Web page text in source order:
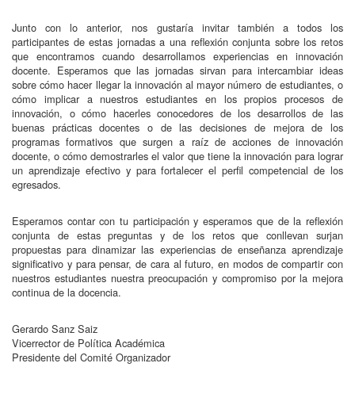
Junto con lo anterior, nos gustaría invitar también a todos los
participantes de estas jornadas a una reflexión conjunta sobre los retos
que encontramos cuando desarrollamos experiencias en innovación
docente. Esperamos que las jornadas sirvan para intercambiar ideas
sobre cómo hacer llegar la innovación al mayor número de estudiantes, o
cómo implicar a nuestros estudiantes en los propios procesos de
innovación, o cómo hacerles conocedores de los desarrollos de las
buenas prácticas docentes o de las decisiones de mejora de los
programas formativos que surgen a raíz de acciones de innovación
docente, o cómo demostrarles el valor que tiene la innovación para lograr
un aprendizaje efectivo y para fortalecer el perfil competencial de los
egresados.
Esperamos contar con tu participación y esperamos que de la reflexión
conjunta de estas preguntas y de los retos que conllevan surjan
propuestas para dinamizar las experiencias de enseñanza aprendizaje
significativo y para pensar, de cara al futuro, en modos de compartir con
nuestros estudiantes nuestra preocupación y compromiso por la mejora
continua de la docencia.
Gerardo Sanz Saiz
Vicerrector de Política Académica
Presidente del Comité Organizador